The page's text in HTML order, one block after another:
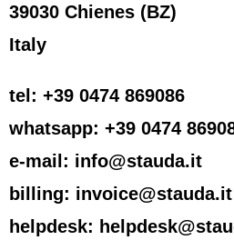
39030 Chienes (BZ)
Italy
tel: +39 0474 869086
whatsapp: +39 0474
e-mail: info@stauda.it
billing: invoice@stauda.it
helpdesk: